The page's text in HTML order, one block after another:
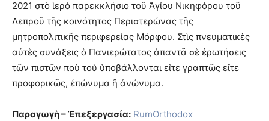
2021 στὸ ἱερὸ παρεκκλήσιο τοῦ Ἁγίου Νικηφόρου τοῦ
Λεπροῦ τῆς κοινότητος Περιστερώνας τῆς
μητροπολιτικῆς περιφερείας Μόρφου. Στὶς πνευματικὲς
αὐτὲς συνάξεις ὁ Πανιερώτατος ἀπαντᾶ σὲ ἐρωτήσεις
τῶν πιστῶν ποὺ τοὺ ὑποβάλλονται εἴτε γραπτῶς εἴτε
προφορικῶς, ἐπώνυμα ἢ ἀνώνυμα.
Παραγωγὴ – Ἐπεξεργασία: RumOrthodox